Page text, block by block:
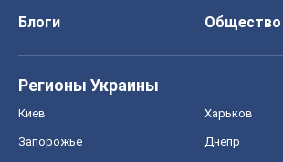
Блоги
Общество
Регионы Украины
Киев Харьков
Запорожье Днепр